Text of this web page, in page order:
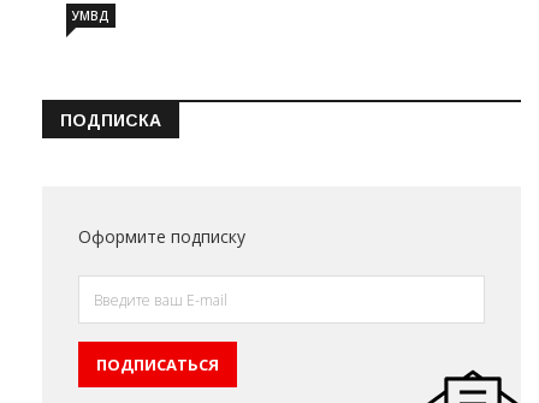
УМВД
ПОДПИСКА
Оформите подписку